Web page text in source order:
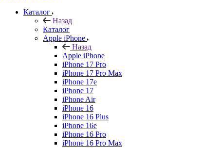
Каталог
Назад
Каталог
Apple iPhone
Назад
Apple iPhone
iPhone 17 Pro
iPhone 17 Pro Max
iPhone 17e
iPhone 17
iPhone Air
iPhone 16
iPhone 16 Plus
iPhone 16e
iPhone 16 Pro
iPhone 16 Pro Max